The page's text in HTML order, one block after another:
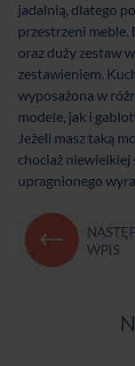
jadalnią, dlatego
przestrzeni meble.
oraz duży zestaw
zestawieniem.
wyposażona w
modele, jak i
Jeżeli masz taką
chociaż
upragnionego
WPIS